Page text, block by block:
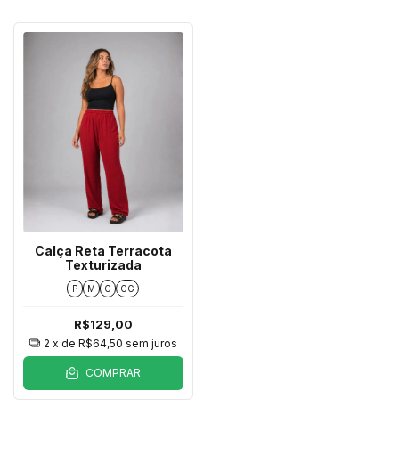
Calça Reta Terracota
Texturizada
P M G GG
R$129,00
2 x de R$64,50 sem juros
COMPRAR